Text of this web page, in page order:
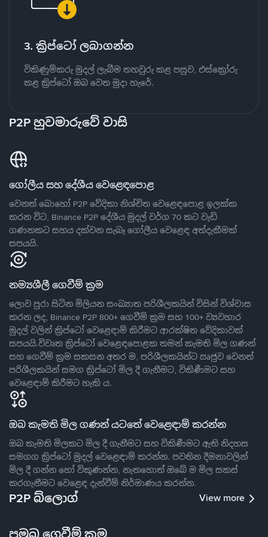
3. ක්‍රිප්ටෝ ලබාගන්න
විකිණුම්කරු මුදල් ලැබීම තහවුරු කළ පසුව, එස්ක්‍රෝරු
කළ ක්‍රිප්ටෝ ඔබ වෙත මුදා හැරේ.
P2P හුවමාරුවේ වාසි
ගෝලීය සහ දේශීය වෙළෙඳපොළ
වෙනත් බොහෝ P2P වේදිකා නිශ්චිත වෙළෙඳපොළ ඉලක්ක
කරන විට, Binance P2P දේශීය මුදල් වර්ග 70 කට වැඩි
ගණනකට සහය දක්වන සැබෑ ගෝලීය වෙළෙඳ අත්දැකීමක්
සපයයි.
නම්‍යශීලී ගෙවීම් ක්‍රම
ලොව පුරා සිටින මිලියන සංඛ්‍යාත පරිශීලකයින් විසින් විශ්වාස
කරන ලද, Binance P2P 800+ ගෙවීම් ක්‍රම සහ 100+ ව්‍යවහාර
මුදල් වලින් ක්‍රිප්ටෝ වෙළෙඳාම් කිරීමට ආරක්ෂිත වේදිකාවක්
සපයයි.විවෘත ක්‍රිප්ටෝ වෙළෙඳපොළක තමන් කැමති මිල ගණන්
සහ ගෙවීම් ක්‍රම සකසන අතර ම, පරිශීලකයින්ට ඍජුව වෙනත්
පරිශීලකයින් සමග ක්‍රිප්ටෝ මිල දී ගැනීමට, විකිණීමට සහ
වෙළෙඳාම් කිරීමට හැකි ය.
ඔබ කැමති මිල ගණන් යටතේ වෙළෙඳාම් කරන්න
ඔබ කැමති මිලකට මිල දී ගැනීමට සහ විකිණීමට ඇති නිදහස
සමගග ක්‍රිප්ටෝ මුදල් වෙළෙඳාම් කරන්න. පවතින දීමනාවලින්
මිල දී ගන්න හෝ විකුණන්න, නැතහොත් ඔබේ ම මිල සකස්
කරගැනීමට වෙළෙඳ දැන්වීම් නිර්මාණය කරන්න.
P2P බ්ලොග් View more